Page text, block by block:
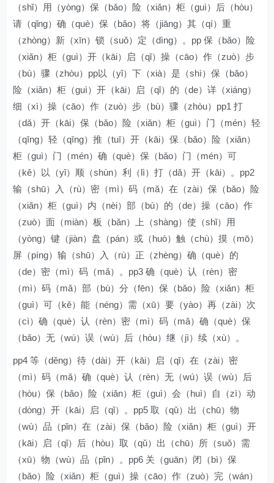
（shǐ）用（yòng）保（bǎo）险（xiǎn）柜（guì）后（hòu）
请（qǐng）确（què）保（bǎo）将（jiāng）其（qí）重
（zhòng）新（xīn）锁（suǒ）定（dìng）。pp 保（bǎo）险
（xiǎn）柜（guì）开（kāi）启（qǐ）操（cāo）作（zuò）步
（bù）骤（zhòu）pp以（yǐ）下（xià）是（shì）保（bǎo）
险（xiǎn）柜（guì）开（kāi）启（qǐ）的（de）详（xiáng）
细（xì）操（cāo）作（zuò）步（bù）骤（zhòu）pp1 打
（dǎ）开（kāi）保（bǎo）险（xiǎn）柜（guì）门（mén）轻
（qīng）轻（qīng）推（tuī）开（kāi）保（bǎo）险（xiǎn）
柜（guì）门（mén）确（què）保（bǎo）门（mén）可
（kě）以（yǐ）顺（shùn）利（lì）打（dǎ）开（kāi）。pp2
输（shū）入（rù）密（mì）码（mǎ）在（zài）保（bǎo）险
（xiǎn）柜（guì）内（nèi）部（bù）的（de）操（cāo）作
（zuò）面（miàn）板（bǎn）上（shàng）使（shǐ）用
（yòng）键（jiàn）盘（pán）或（huò）触（chù）摸（mō）
屏（píng）输（shū）入（rù）正（zhèng）确（què）的
（de）密（mì）码（mǎ）。pp3 确（què）认（rèn）密
（mì）码（mǎ）部（bù）分（fēn）保（bǎo）险（xiǎn）柜
（guì）可（kě）能（néng）需（xū）要（yào）再（zài）次
（cì）确（què）认（rèn）密（mì）码（mǎ）确（què）保
（bǎo）无（wú）误（wù）后（hòu）继（jì）续（xù）。
pp4 等（děng）待（dài）开（kāi）启（qǐ）在（zài）密
（mì）码（mǎ）确（què）认（rèn）无（wú）误（wù）后
（hòu）保（bǎo）险（xiǎn）柜（guì）会（huì）自（zì）动
（dòng）开（kāi）启（qǐ）。pp5 取（qǔ）出（chū）物
（wù）品（pǐn）在（zài）保（bǎo）险（xiǎn）柜（guì）开
（kāi）启（qǐ）后（hòu）取（qǔ）出（chū）所（suǒ）需
（xū）物（wù）品（pǐn）。pp6 关（guān）闭（bì）保
（bǎo）险（xiǎn）柜（guì）操（cāo）作（zuò）完（wán）